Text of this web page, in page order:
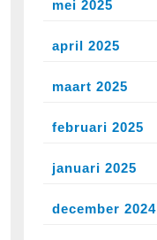
mei 2025
april 2025
maart 2025
februari 2025
januari 2025
december 2024